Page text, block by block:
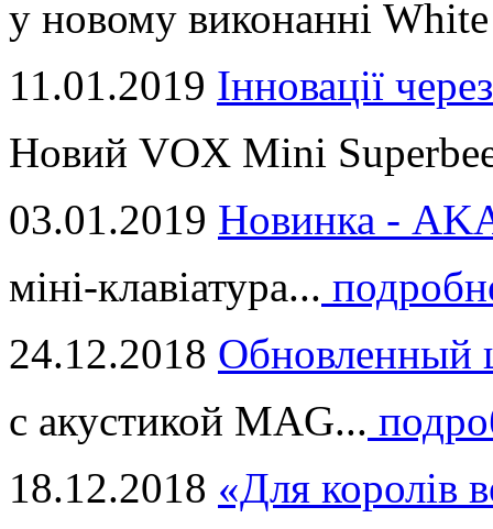
у новому виконанні
11.01.2019 Інновації
Новий VOX Mini
03.01.2019 Новинка -
міні-клавіатура...
24.12.2018 Обновленный
с акустикой MAG...
18.12.2018 «Для королів